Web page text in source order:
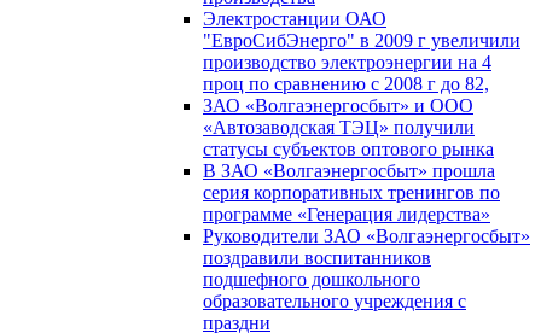
Электростанции ОАО
"ЕвроСибЭнерго" в 2009 г увеличили
производство электроэнергии на 4
проц по сравнению с 2008 г до 82,
ЗАО «Волгаэнергосбыт» и ООО
«Автозаводская ТЭЦ» получили
статусы субъектов оптового рынка
В ЗАО «Волгаэнергосбыт» прошла
серия корпоративных тренингов по
программе «Генерация лидерства»
Руководители ЗАО «Волгаэнергосбыт»
поздравили воспитанников
подшефного дошкольного
образовательного учреждения с
праздни